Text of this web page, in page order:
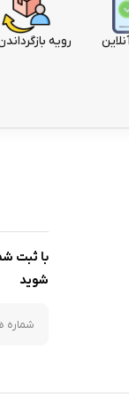
رویه
با ثبت
شوید